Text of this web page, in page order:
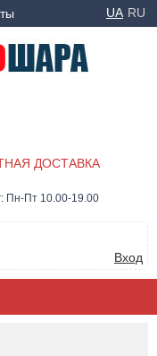
UA RU
ДОСТАВКА
Пн-Пт 10.00-19.00
Вход